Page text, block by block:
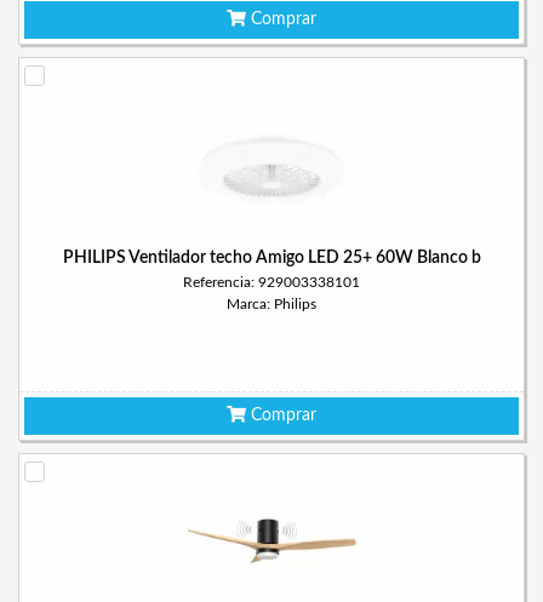
Comprar
PHILIPS Ventilador techo Amigo LED 25+ 60W Blanco b
Referencia: 929003338101
Marca: Philips
Comprar